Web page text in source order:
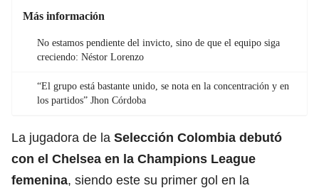
Más información
No estamos pendiente del invicto, sino de que el equipo siga
creciendo: Néstor Lorenzo
“El grupo está bastante unido, se nota en la concentración y en
los partidos” Jhon Córdoba
La jugadora de la Selección Colombia debutó
con el Chelsea en la Champions League
femenina, siendo este su primer gol en la